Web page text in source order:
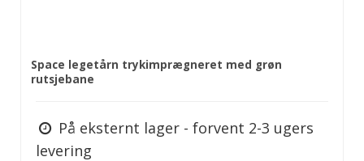
Space legetårn trykimprægneret med grøn
rutsjebane
På eksternt lager - forvent 2-3 ugers
levering